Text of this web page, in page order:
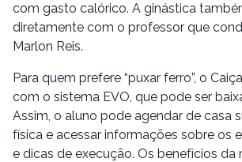
com gasto calórico. A ginástica
diretamente com o professor que
Marlon Reis.
Para quem prefere “puxar ferro”, o
com o sistema EVO, que pode ser
Assim, o aluno pode agendar de casa
física e acessar informações sobre os
e dicas de execução. Os benefícios da